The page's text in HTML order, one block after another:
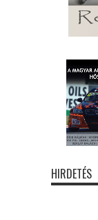
HIRDETÉS